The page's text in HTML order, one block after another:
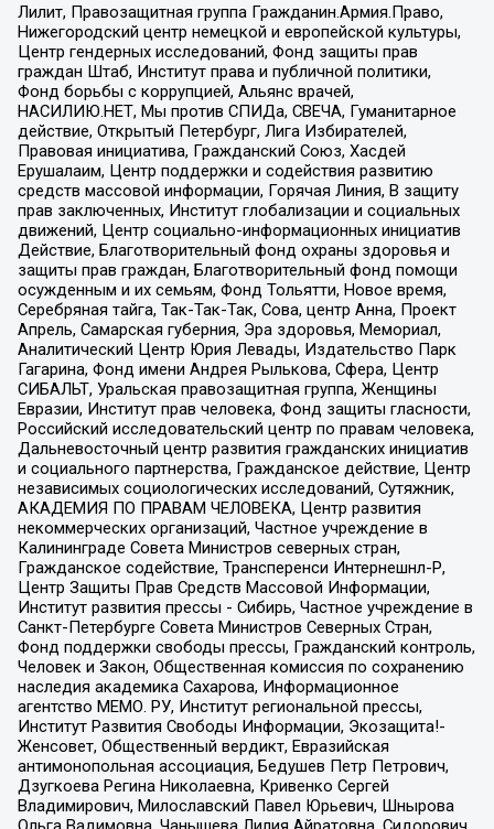
Лилит, Правозащитная группа Гражданин.Армия.Право,
Нижегородский центр немецкой и европейской культуры,
Центр гендерных исследований, Фонд защиты прав
граждан Штаб, Институт права и публичной политики,
Фонд борьбы с коррупцией, Альянс врачей,
НАСИЛИЮ.НЕТ, Мы против СПИДа, СВЕЧА, Гуманитарное
действие, Открытый Петербург, Лига Избирателей,
Правовая инициатива, Гражданский Союз, Хасдей
Ерушалаим, Центр поддержки и содействия развитию
средств массовой информации, Горячая Линия, В защиту
прав заключенных, Институт глобализации и социальных
движений, Центр социально-информационных инициатив
Действие, Благотворительный фонд охраны здоровья и
защиты прав граждан, Благотворительный фонд помощи
осужденным и их семьям, Фонд Тольятти, Новое время,
Серебряная тайга, Так-Так-Так, Сова, центр Анна, Проект
Апрель, Самарская губерния, Эра здоровья, Мемориал,
Аналитический Центр Юрия Левады, Издательство Парк
Гагарина, Фонд имени Андрея Рылькова, Сфера, Центр
СИБАЛЬТ, Уральская правозащитная группа, Женщины
Евразии, Институт прав человека, Фонд защиты гласности,
Российский исследовательский центр по правам человека,
Дальневосточный центр развития гражданских инициатив
и социального партнерства, Гражданское действие, Центр
независимых социологических исследований, Сутяжник,
АКАДЕМИЯ ПО ПРАВАМ ЧЕЛОВЕКА, Центр развития
некоммерческих организаций, Частное учреждение в
Калининграде Совета Министров северных стран,
Гражданское содействие, Трансперенси Интернешнл-Р,
Центр Защиты Прав Средств Массовой Информации,
Институт развития прессы - Сибирь, Частное учреждение в
Санкт-Петербурге Совета Министров Северных Стран,
Фонд поддержки свободы прессы, Гражданский контроль,
Человек и Закон, Общественная комиссия по сохранению
наследия академика Сахарова, Информационное
агентство МЕМО. РУ, Институт региональной прессы,
Институт Развития Свободы Информации, Экозащита!-
Женсовет, Общественный вердикт, Евразийская
антимонопольная ассоциация, Бедушев Петр Петрович,
Дзугкоева Регина Николаевна, Кривенко Сергей
Владимирович, Милославский Павел Юрьевич, Шнырова